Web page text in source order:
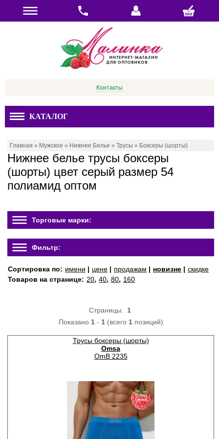
Контакты
КАТАЛОГ
Главная » Мужское » Нижнее Белье » Трусы » Боксеры (шорты)
Нижнее белье трусы боксеры
(шорты) цвет серый размер 54
полиамид оптом
Торговые марки:
Фильтр:
Сортировка по: имени | цене | продажам | новизне | скидке
Товаров на странице: 20, 40, 80, 160
Страницы: 1
Показано 1- 1(всего 1позиций)
Трусы боксеры (шорты)
Omsa
OmB 2235
спец
цена